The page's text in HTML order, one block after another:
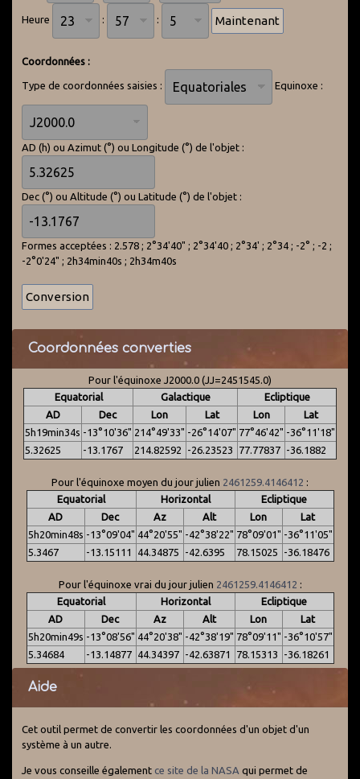
Heure : :
Coordonnées :
Type de coordonnées saisies : Equinoxe :
AD (h) ou Azimut (°) ou Longitude (°) de l'objet :
Dec (°) ou Altitude (°) ou Latitude (°) de l'objet :
Formes acceptées : 2.578 ; 2°34'40" ; 2°34'40 ; 2°34' ; 2°34 ; -2° ; -2 ;
-2°0'24" ; 2h34min40s ; 2h34m40s
Coordonnées converties
Pour l'équinoxe J2000.0 (JJ=2451545.0)
Equatorial
Galactique
Ecliptique
AD
Dec Lon Lat Lon
Lat
5h19min34s -13°10'36" 214°49'33" -26°14'07" 77°46'42" -36°11'18"
5.32625
-13.1767 214.82592 -26.23523 77.77837 -36.1882
Pour l'équinoxe moyen du jour julien 2461259.4146412 :
Equatorial
Horizontal
Ecliptique
AD
Dec Az Alt Lon
Lat
5h20min48s -13°09'04" 44°20'55" -42°38'22" 78°09'01" -36°11'05"
5.3467
-13.15111 44.34875 -42.6395 78.15025 -36.18476
Pour l'équinoxe vrai du jour julien 2461259.4146412 :
Equatorial
Horizontal
Ecliptique
AD
Dec Az Alt Lon
Lat
5h20min49s -13°08'56" 44°20'38" -42°38'19" 78°09'11" -36°10'57"
5.34684
-13.14877 44.34397 -42.63871 78.15313 -36.18261
Aide
Cet outil permet de convertir les coordonnées d'un objet d'un
système à un autre.
Je vous conseille également ce site de la NASA qui permet de